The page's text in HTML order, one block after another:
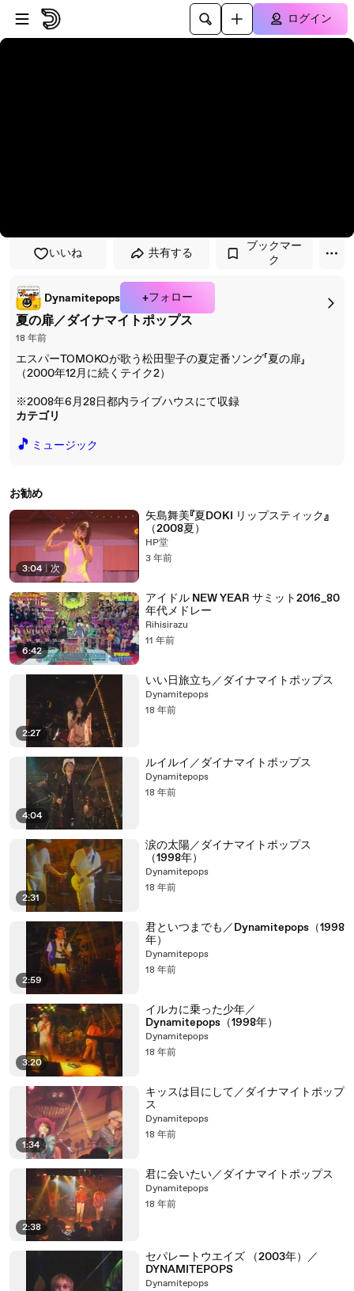
プレイヤーにスキップ
メインコンテンツにスキップ
ログイン
いいね 共有する
ブックマー
ク
Dynamitepops +フォロー
夏の扉／ダイナマイトポップス
18 年前
エスパーTOMOKOが歌う松田聖子の夏定番ソング「夏の扉」
（2000年12月に続くテイク2）
※2008年6月28日都内ライブハウスにて収録
カテゴリ
🎵 ミュージック
お勧め
3:04 次
矢島舞美『夏DOKI リップスティック』
（2008夏）
HP堂
3 年前
6:42
アイドル NEW YEAR サミット2016_80
年代メドレー
Rihisirazu
11 年前
2:27
いい日旅立ち／ダイナマイトポップス
Dynamitepops
18 年前
4:04
ルイルイ／ダイナマイトポップス
Dynamitepops
18 年前
2:31
涙の太陽／ダイナマイトポップス
（1998年）
Dynamitepops
18 年前
2:59
君といつまでも／Dynamitepops（1998
年）
Dynamitepops
18 年前
3:20
イルカに乗った少年／
Dynamitepops（1998年）
Dynamitepops
18 年前
1:34
キッスは目にして／ダイナマイトポップ
ス
Dynamitepops
18 年前
2:38
君に会いたい／ダイナマイトポップス
Dynamitepops
18 年前
セパレートウエイズ （2003年）／
DYNAMITEPOPS
Dynamitepops